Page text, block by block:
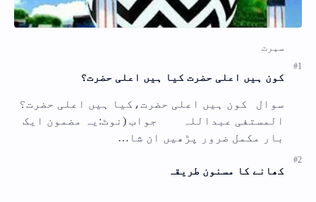
کون ہیں اعلی حضرت کیا ہیں اعلی حضرت؟
سوال کون ہیں اعلی حضرت،کیا ہیں اعلی حضرت؟
المستفی عبداللہ جواب (نوٹ:یہ مضمون ایک
بار مکمل ضرور پڑھیں ان شا…
کھانے کا مسنون طریقہ